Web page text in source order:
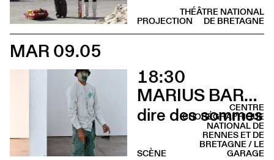
THÉÂTRE NATIONAL
DE BRETAGNE
PROJECTION
MAR 09.05
18:30
MARIUS BARTHAUX
dire des sommes
CENTRE
CHORÉGRAPHIQUE
NATIONAL DE
RENNES ET DE
BRETAGNE / LE
GARAGE
SCÈNE